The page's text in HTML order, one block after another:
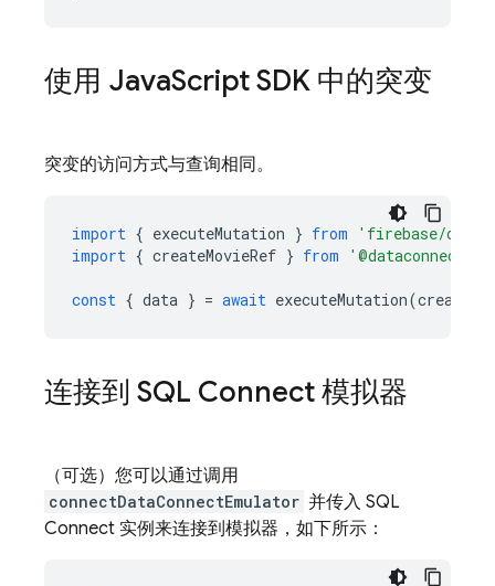
使用 JavaScript SDK 中的突变
突变的访问方式与查询相同。
import { executeMutation } from
'firebase/data-
import { createMovieRef } from '@dataconnect/
const { data } = await executeMutation(
连接到 SQL Connect模拟器
（可选）您可以通过调用
connectDataConnectEmulator 并传入 SQL
Connect 实例来连接到模拟器，如下所示：